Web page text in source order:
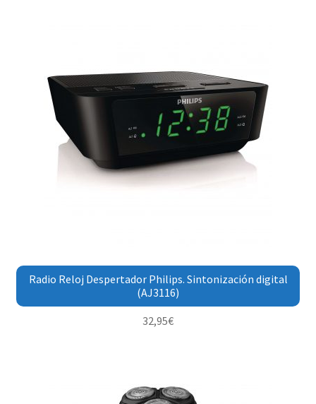
Radio Reloj Despertador Philips. Sintonización digital
(AJ3116)
32,95€